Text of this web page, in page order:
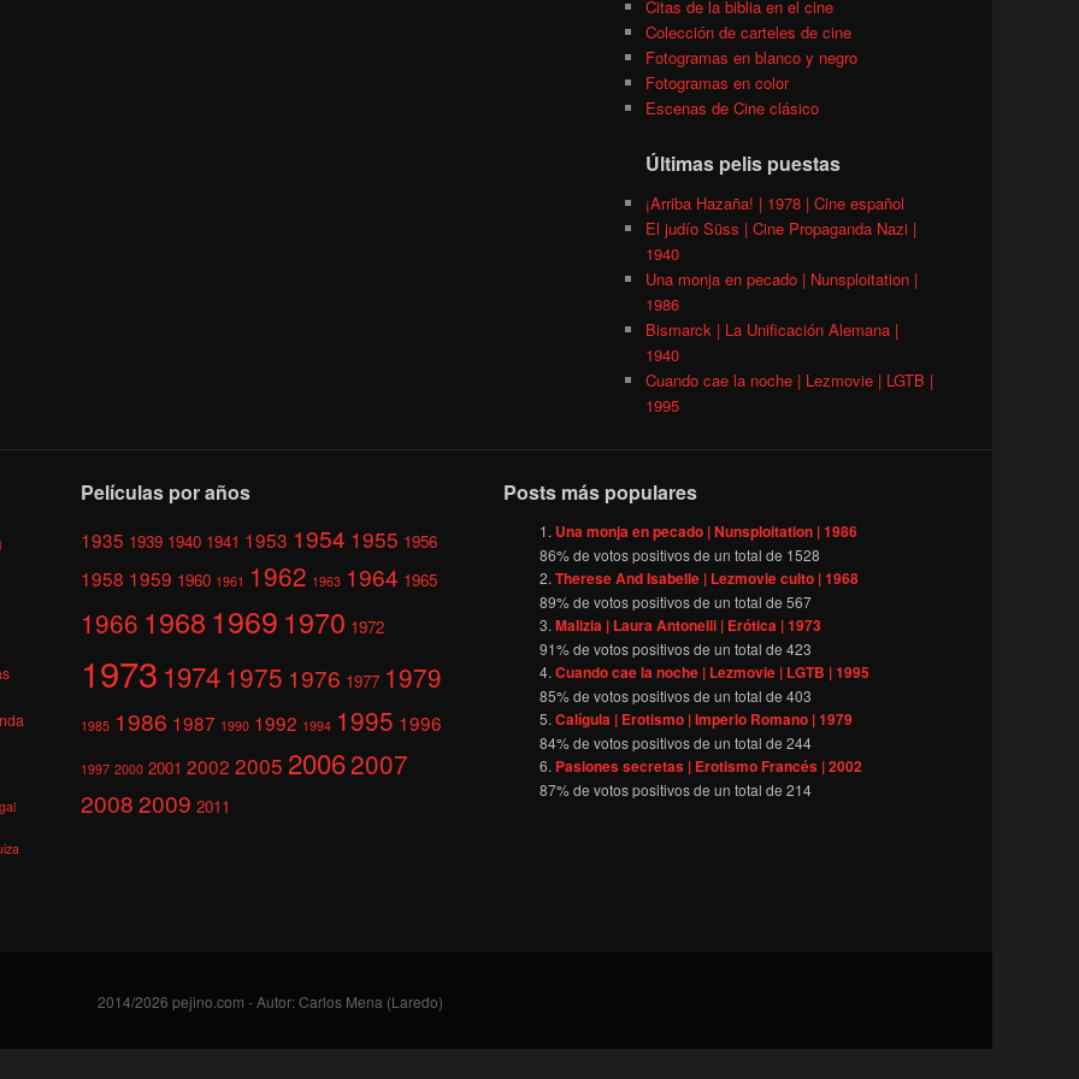
Citas de la biblia en el cine
Colección de carteles de cine
Fotogramas en blanco y negro
Fotogramas en color
Escenas de Cine clásico
Últimas pelis puestas
¡Arriba Hazaña! | 1978 | Cine español
El judío Süss | Cine Propaganda Nazi |
1940
Una monja en pecado | Nunsploitation |
1986
Bismarck | La Unificación Alemana |
1940
Cuando cae la noche | Lezmovie | LGTB |
1995
Películas por años
1935 1939 1940 1941 1953 1954 1955 1956
1958 1959 1960 1961 1962 1963 1964 1965
1966 1968 1969 1970 1972
1973 1974 1975 1976 1977 1979
1985 1986 1987 1990 1992 1994 1995 1996
1997 2000 2001 2002 2005 20062007
20082009 2011
Posts más populares
Una monja en pecado | Nunsploitation | 1986
86% de votos positivos de un total de 1528
Therese And Isabelle | Lezmovie culto | 1968
89% de votos positivos de un total de567
Malizia | Laura Antonelli | Erótica | 1973
91% de votos positivos de un total de423
Cuando cae la noche | Lezmovie | LGTB | 1995
85% de votos positivos de un total de403
Calígula | Erotismo | Imperio Romano | 1979
84% de votos positivos de un total de244
Pasiones secretas | Erotismo Francés | 2002
87% de votos positivos de un total de214
2014/2026 pejino.com - Autor: Carlos Mena (Laredo)